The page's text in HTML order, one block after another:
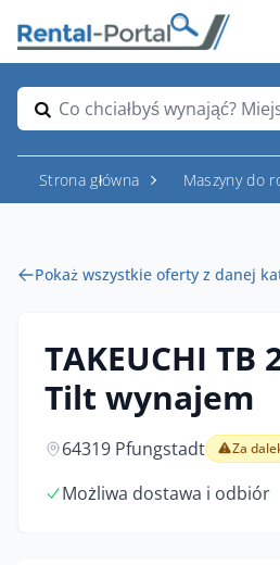
Co chciałbyś wynająć?
Strona główna Maszyny do
Pokaż wszystkie oferty z danej
TAKEUCHI TB
Tilt wynajem
64319 Pfungstadt Za
Możliwa dostawa i odbiór